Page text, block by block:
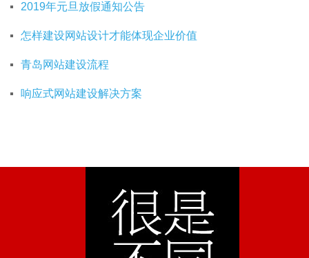
2019年元旦放假通知公告
怎样建设网站设计才能体现企业价值
青岛网站建设流程
响应式网站建设解决方案